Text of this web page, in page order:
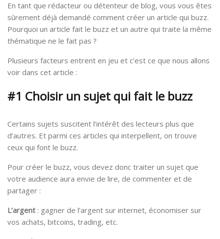
En tant que rédacteur ou détenteur de blog, vous vous êtes
sûrement déjà demandé comment créer un article qui buzz.
Pourquoi un article fait le buzz et un autre qui traite la même
thématique ne le fait pas ?
Plusieurs facteurs entrent en jeu et c’est ce que nous allons
voir dans cet article :
#1 Choisir un sujet qui fait le buzz
Certains sujets suscitent l’intérêt des lecteurs plus que
d’autres. Et parmi ces articles qui interpellent, on trouve
ceux qui font le buzz.
Pour créer le buzz, vous devez donc traiter un sujet que
votre audience aura envie de lire, de commenter et de
partager :
L’argent : gagner de l’argent sur internet, économiser sur
vos achats, bitcoins, trading, etc.